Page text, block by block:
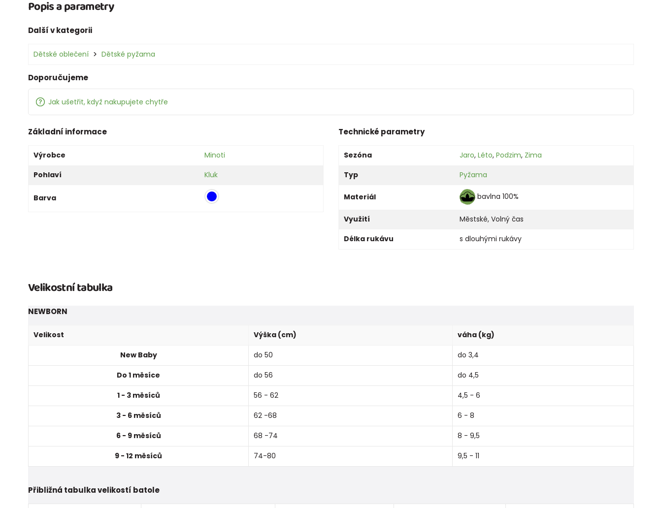
Popis a parametry
Další v kategorii
Dětské oblečení Dětské pyžama
Doporučujeme
Jak ušetřit, když nakupujete chytře
Základní informace
Výrobce
Minoti
Pohlaví
Kluk
Barva
Technické parametry
Sezóna Jaro, Léto, Podzim, Zima
Typ
Pyžama
Materiál bavlna 100%
Využití Městské, Volný čas
Délka rukávu
s dlouhými rukávy
Velikostní tabulka
NEWBORN
Velikost Výška (cm) váha (kg)
New Baby do 50 do 3,4
Do 1 měsíce do 56 do 4,5
1 - 3 měsíců 56 - 62 4,5 - 6
3 - 6 měsíců 62 -68 6 - 8
6 - 9 měsíců 68 -74 8 - 9,5
9 - 12 měsíců 74-80 9,5 - 11
Přibližná tabulka velikostí batole